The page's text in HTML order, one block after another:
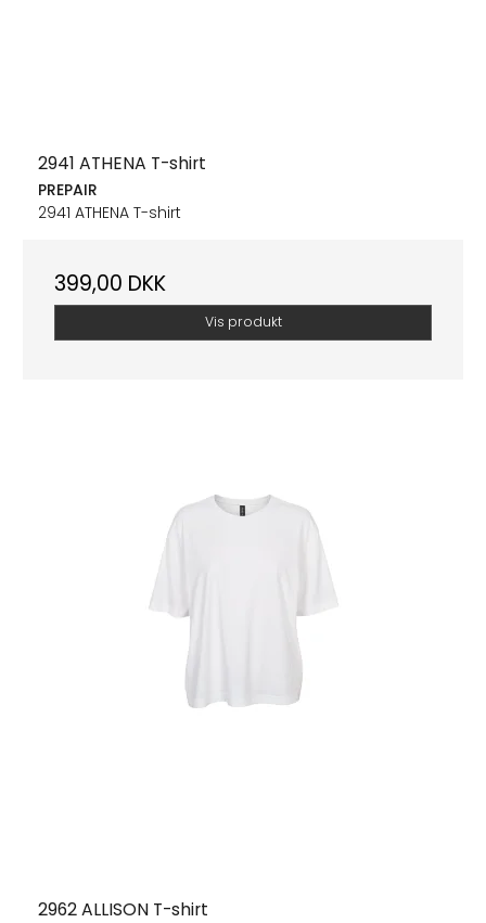
2941 ATHENA T-shirt
PREPAIR
2941 ATHENA T-shirt
399,00 DKK
Vis produkt
2962 ALLISON T-shirt